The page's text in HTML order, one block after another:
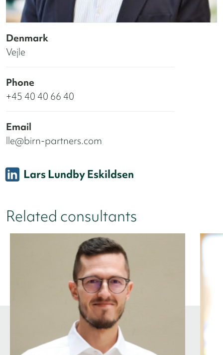
Denmark
Vejle
Phone
+45 40 40 66 40
Email
lle@birn-partners.com
Lars Lundby Eskildsen
Related consultants